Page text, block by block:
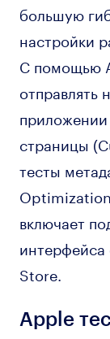
большую
настройки
С помощью
отправлять
страницы
тесты
включает
Store.
Apple